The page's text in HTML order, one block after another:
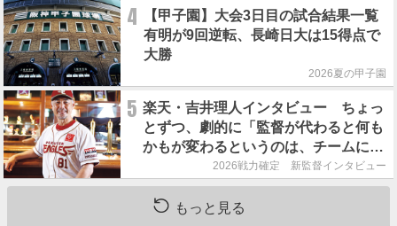
4
【甲子園】大会3日目の試合結果一覧
有明が9回逆転、長崎日大は15得点で
大勝
2026夏の甲子園
5 楽天・吉井理人インタビュー ちょっ
とずつ、劇的に「監督が代わると何も
かもが変わるというのは、チームにと
って良くないことなんです」
2026戦力確定 新監督インタビュー
もっと見る